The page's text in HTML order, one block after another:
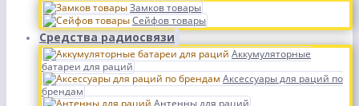
Замков товары
Сейфов товары
Средства радиосвязи
Аккумуляторные
батареи для раций
Аксессуары для раций по
брендам
Антенны для раций